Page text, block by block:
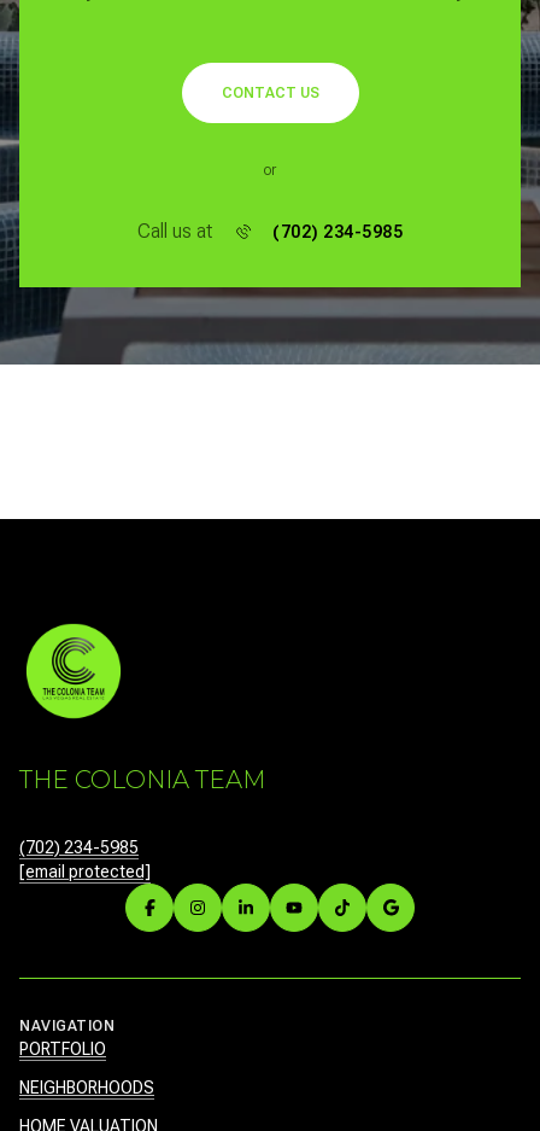
CONTACT US
or
Call us at (702) 234-5985
THE COLONIA TEAM
(702) 234-5985
[email protected]
NAVIGATION
PORTFOLIO
NEIGHBORHOODS
HOME VALUATION